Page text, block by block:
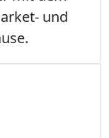
und